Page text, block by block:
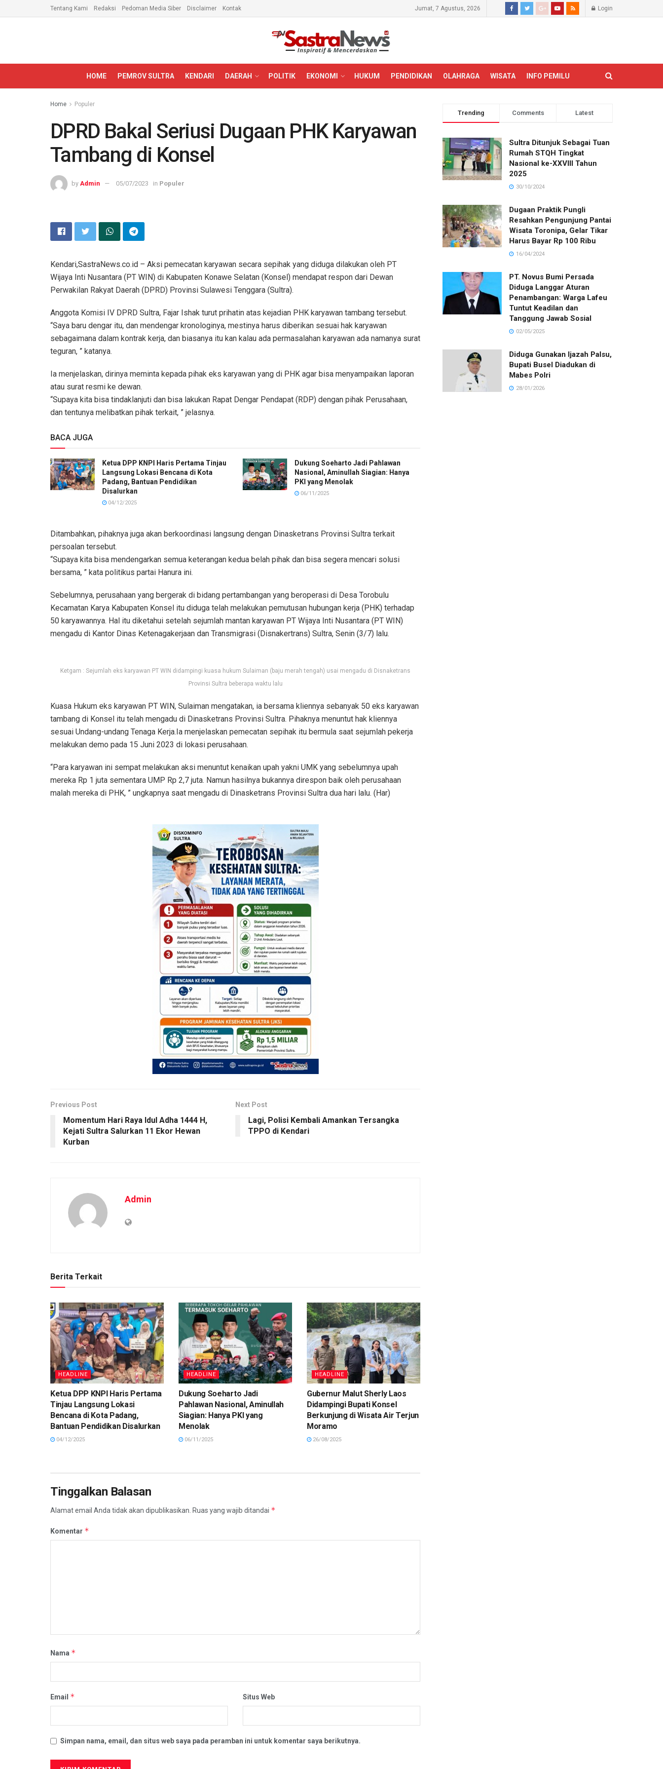
Tentang Kami Redaksi Pedoman Media Siber Disclaimer Kontak Jumat, 7 Agustus, 2026 Login
HOME PEMROV SULTRA KENDARI DAERAH POLITIK EKONOMI HUKUM PENDIDIKAN OLAHRAGA WISATA INFO PEMILU
Home Populer
DPRD Bakal Seriusi Dugaan PHK Karyawan
Tambang di Konsel
by Admin 05/07/2023 in Populer
Kendari,SastraNews.co.id – Aksi pemecatan karyawan secara sepihak yang diduga dilakukan oleh PT
Wijaya Inti Nusantara (PT WIN) di Kabupaten Konawe Selatan (Konsel) mendapat respon dari Dewan
Perwakilan Rakyat Daerah (DPRD) Provinsi Sulawesi Tenggara (Sultra).
Anggota Komisi IV DPRD Sultra, Fajar Ishak turut prihatin atas kejadian PHK karyawan tambang tersebut.
“Saya baru dengar itu, dan mendengar kronologinya, mestinya harus diberikan sesuai hak karyawan
sebagaimana dalam kontrak kerja, dan biasanya itu kan kalau ada permasalahan karyawan ada namanya surat
teguran, ” katanya.
Ia menjelaskan, dirinya meminta kepada pihak eks karyawan yang di PHK agar bisa menyampaikan laporan
atau surat resmi ke dewan.
“Supaya kita bisa tindaklanjuti dan bisa lakukan Rapat Dengar Pendapat (RDP) dengan pihak Perusahaan,
dan tentunya melibatkan pihak terkait, ” jelasnya.
BACA JUGA
Ketua DPP KNPI Haris Pertama Tinjau
Langsung Lokasi Bencana di Kota
Padang, Bantuan Pendidikan
Disalurkan
04/12/2025
Dukung Soeharto Jadi Pahlawan
Nasional, Aminullah Siagian: Hanya
PKI yang Menolak
06/11/2025
Ditambahkan, pihaknya juga akan berkoordinasi langsung dengan Dinasketrans Provinsi Sultra terkait
persoalan tersebut.
“Supaya kita bisa mendengarkan semua keterangan kedua belah pihak dan bisa segera mencari solusi
bersama, ” kata politikus partai Hanura ini.
Sebelumnya, perusahaan yang bergerak di bidang pertambangan yang beroperasi di Desa Torobulu
Kecamatan Karya Kabupaten Konsel itu diduga telah melakukan pemutusan hubungan kerja (PHK) terhadap
50 karyawannya. Hal itu diketahui setelah sejumlah mantan karyawan PT Wijaya Inti Nusantara (PT WIN)
mengadu di Kantor Dinas Ketenagakerjaan dan Transmigrasi (Disnakertrans) Sultra, Senin (3/7) lalu.
Ketgam : Sejumlah eks karyawan PT WIN didampingi kuasa hukum Sulaiman (baju merah tengah) usai mengadu di Disnaketrans
Provinsi Sultra beberapa waktu lalu
Kuasa Hukum eks karyawan PT WIN, Sulaiman mengatakan, ia bersama kliennya sebanyak 50 eks karyawan
tambang di Konsel itu telah mengadu di Dinasketrans Provinsi Sultra. Pihaknya menuntut hak kliennya
sesuai Undang-undang Tenaga Kerja.Ia menjelaskan pemecatan sepihak itu bermula saat sejumlah pekerja
melakukan demo pada 15 Juni 2023 di lokasi perusahaan.
“Para karyawan ini sempat melakukan aksi menuntut kenaikan upah yakni UMK yang sebelumnya upah
mereka Rp 1 juta sementara UMP Rp 2,7 juta. Namun hasilnya bukannya direspon baik oleh perusahaan
malah mereka di PHK, ” ungkapnya saat mengadu di Dinasketrans Provinsi Sultra dua hari lalu. (Har)
Previous Post
Momentum Hari Raya Idul Adha 1444 H,
Kejati Sultra Salurkan 11 Ekor Hewan
Kurban
Next Post
Lagi, Polisi Kembali Amankan Tersangka
TPPO di Kendari
Admin
Berita Terkait
HEADLINE
Ketua DPP KNPI Haris Pertama
Tinjau Langsung Lokasi
Bencana di Kota Padang,
Bantuan Pendidikan Disalurkan
04/12/2025
HEADLINE
Dukung Soeharto Jadi
Pahlawan Nasional, Aminullah
Siagian: Hanya PKI yang
Menolak
06/11/2025
HEADLINE
Gubernur Malut Sherly Laos
Didampingi Bupati Konsel
Berkunjung di Wisata Air Terjun
Moramo
26/08/2025
Tinggalkan Balasan
Alamat email Anda tidak akan dipublikasikan. Ruas yang wajib ditandai *
Komentar *
Nama *
Email * Situs Web
Simpan nama, email, dan situs web saya pada peramban ini untuk komentar saya berikutnya.
Trending Comments Latest
Sultra Ditunjuk Sebagai Tuan
Rumah STQH Tingkat
Nasional ke-XXVIII Tahun
2025
30/10/2024
Dugaan Praktik Pungli
Resahkan Pengunjung Pantai
Wisata Toronipa, Gelar Tikar
Harus Bayar Rp 100 Ribu
16/04/2024
PT. Novus Bumi Persada
Diduga Langgar Aturan
Penambangan: Warga Lafeu
Tuntut Keadilan dan
Tanggung Jawab Sosial
02/05/2025
Diduga Gunakan Ijazah Palsu,
Bupati Busel Diadukan di
Mabes Polri
28/01/2026